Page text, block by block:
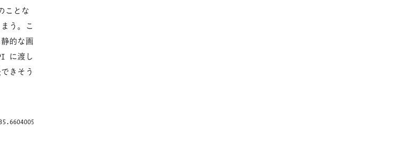
ことな
う。こ
的な画
に渡し
きそう
alt="...">